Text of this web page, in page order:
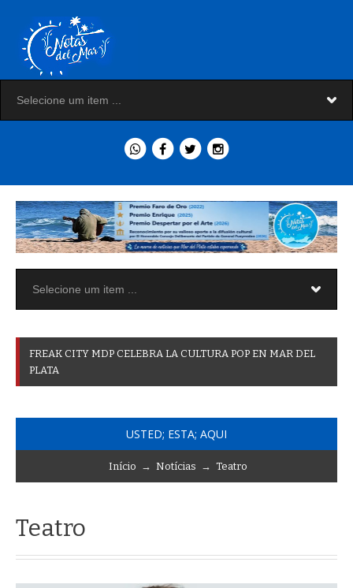
FREAK CITY MDP CELEBRA LA CULTURA POP EN MAR DEL
PLATA
USTED; ESTA; AQUI
Início → Notícias → Teatro
Teatro